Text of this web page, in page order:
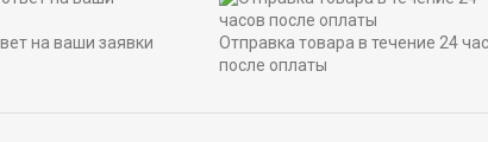
на ваши заявки
Отправка товара в течение 24
после оплаты